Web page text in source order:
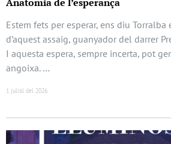
Estem fets per esperar, ens diu
d’aquest assaig, guanyador del darrer
I aquesta espera, sempre incerta, pot
angoixa. …
1 juliol del 2026